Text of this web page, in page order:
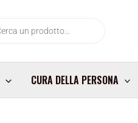
CURA DELLA PERSONA